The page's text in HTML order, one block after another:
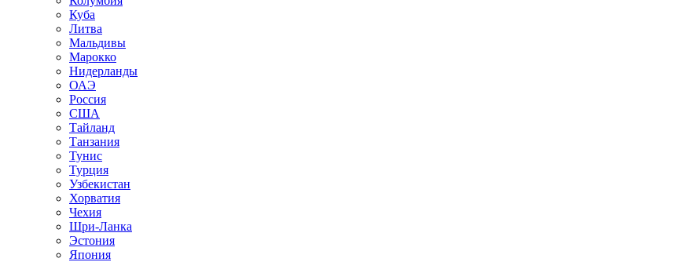
Куба
Литва
Мальдивы
Марокко
Нидерланды
ОАЭ
Россия
США
Тайланд
Танзания
Тунис
Турция
Узбекистан
Хорватия
Чехия
Шри-Ланка
Эстония
Япония